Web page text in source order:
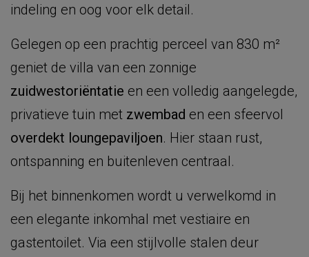
indeling en oog voor elk detail.
Gelegen op een prachtig perceel van 830 m²
geniet de villa van een zonnige
zuidwestoriëntatie en een volledig aangelegde,
privatieve tuin met zwembad en een sfeervol
overdekt loungepaviljoen. Hier staan rust,
ontspanning en buitenleven centraal.
Bij het binnenkomen wordt u verwelkomd in
een elegante inkomhal met vestiaire en
gastentoilet. Via een stijlvolle stalen deur